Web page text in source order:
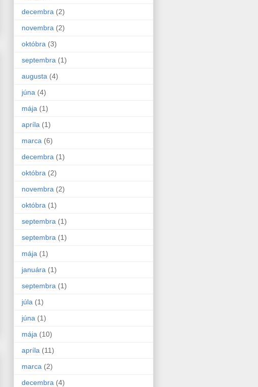
decembra (2)
novembra (2)
októbra (3)
septembra (1)
augusta (4)
júna (4)
mája (1)
apríla (1)
marca (6)
decembra (1)
októbra (2)
novembra (2)
októbra (1)
septembra (1)
septembra (1)
mája (1)
januára (1)
septembra (1)
júla (1)
júna (1)
mája (10)
apríla (11)
marca (2)
decembra (4)